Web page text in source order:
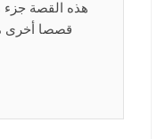
هذه القصة جزء
قصصا أخرى